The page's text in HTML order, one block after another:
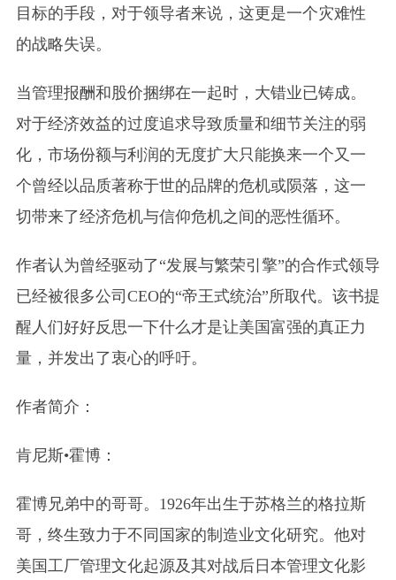
目标的手段，对于领导者来说，这更是一个灾难性
的战略失误。
当管理报酬和股价捆绑在一起时，大错业已铸成。
对于经济效益的过度追求导致质量和细节关注的弱
化，市场份额与利润的无度扩大只能换来一个又一
个曾经以品质著称于世的品牌的危机或陨落，这一
切带来了经济危机与信仰危机之间的恶性循环。
作者认为曾经驱动了“发展与繁荣引擎”的合作式领导
已经被很多公司CEO的“帝王式统治”所取代。该书提
醒人们好好反思一下什么才是让美国富强的真正力
量，并发出了衷心的呼吁。
作者简介：
肯尼斯•霍博：
霍博兄弟中的哥哥。1926年出生于苏格兰的格拉斯
哥，终生致力于不同国家的制造业文化研究。他对
美国工厂管理文化起源及其对战后日本管理文化影